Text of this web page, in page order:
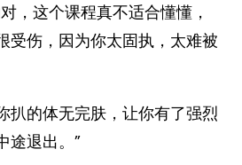
，这个课程真不适合懂懂，
受伤，因为你太固执，太难被
扒的体无完肤，让你有了强烈
途退出。”